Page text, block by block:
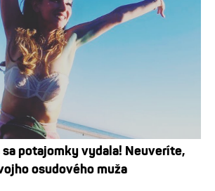
sa potajomky vydala! Neuveríte,
osudového muža